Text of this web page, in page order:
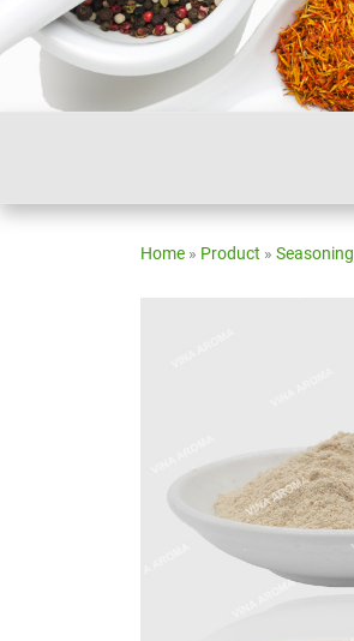
Home » Product » Seasoning